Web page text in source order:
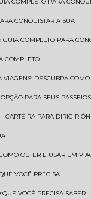
CONQUISTAR A SUA
GUIA COMPLETO PARA
COMPLETO
VIAGENS: DESCUBRA
PARA SEUS PASSEIOS
CARTEIRA PARA DIRIGIR
OBTER E USAR EM
VOCÊ PRECISA
QUE VOCÊ PRECISA SABER